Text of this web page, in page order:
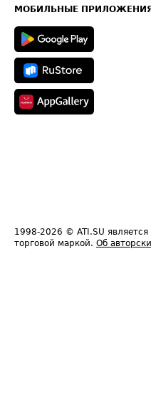
Техническая информация
МОБИЛЬНЫЕ ПРИЛОЖЕНИЯ
1998-2026 © ATI.SU
торговой маркой. Об